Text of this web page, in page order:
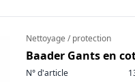
Nettoyage / protection
Baader Gants en
N° d'article